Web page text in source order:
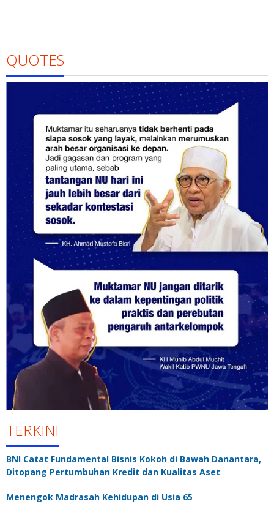
QUOTES
TERKINI
BNI Catat Fundamental Bisnis Kokoh di Bawah Danantara,
Ditopang Pertumbuhan Kredit dan Kualitas Aset
Menengok Madrasah Kehidupan di Usia 65